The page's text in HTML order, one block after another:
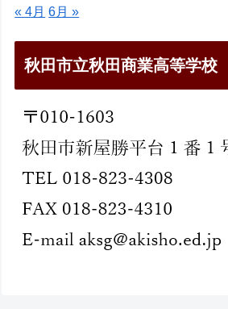
« 4月 6月 »
秋田市立秋田商業高等学校